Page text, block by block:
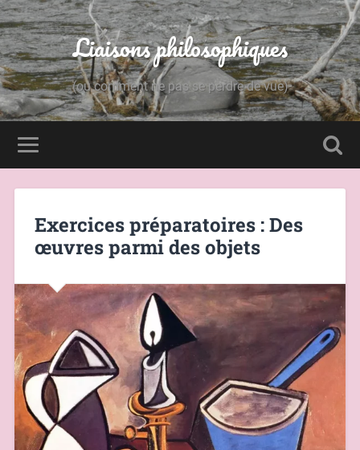
Liaisons philosophiques
(ou comment ne pas se perdre de vue)
Exercices préparatoires : Des
œuvres parmi des objets